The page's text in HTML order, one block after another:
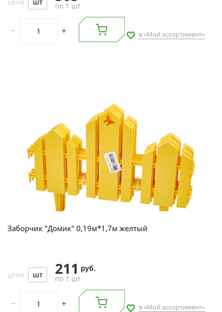
по 1 шт
в «Мой ассортимент»
Заборчик "Домик" 0,19м*1,7м желтый
цена шт 211 руб.
по 1 шт
в «Мой ассортимент»